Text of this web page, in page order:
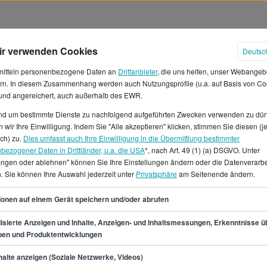
Deutschland
Job kannst du mit einem
einem Monatsgehalt von ca.
57.000 € im Jahr und
Einstiegsgehalt liegt etwa
liegt dein Gehalt um
einen Job als
Jobangeboten in den
kannst du 3270
min.48.700€
verwenden Cookies
personenbezogene Daten an Drittanbieter, die uns helfen, unser
In diesem Zusammenhang werden auch Nutzungsprofile (u.a. auf Basis von
angereichert, auch außerhalb des EWR.
um bestimmte Dienste zu nachfolgend aufgeführten Zwecken verwenden zu
wir Ihre Einwilligung. Indem Sie "Alle akzeptieren" klicken, stimmen Sie diesen
zu. Dies umfasst auch Ihre Einwilligung in die Übermittlung bestimmter
Daten in Drittländer, u.a. die USA*, nach Art. 49 (1) (a) DSGVO. Unter
oder ablehnen" können Sie Ihre Einstellungen ändern oder die
Sie können Ihre Auswahl jederzeit unter Privatsphäream Seitenende ändern.
auf einem Gerät speichern und/oder abrufen
Anzeigen und Inhalte, Anzeigen- und Inhaltsmessungen, Erkenntnisse
und Produktentwicklungen
anzeigen (Soziale Netzwerke, Videos)